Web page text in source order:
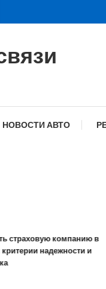
НОВОСТИ АВТО
компанию в
надежности и